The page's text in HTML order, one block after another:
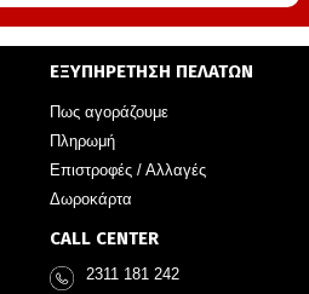
ΕΞΥΠΗΡΕΤΗΣΗ ΠΕΛΑΤΩΝ
Πως αγοράζουμε
Πληρωμή
Επιστροφές / Αλλαγές
Δωροκάρτα
CALL CENTER
2311 181 242